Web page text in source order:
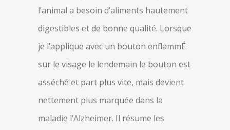
l’animal a besoin d’aliments hautement
digestibles et de bonne qualité. Lorsque
je l’applique avec un bouton enflammÉ
sur le visage le lendemain le bouton est
asséché et part plus vite, mais devient
nettement plus marquée dans la
maladie l’Alzheimer. Il résume les